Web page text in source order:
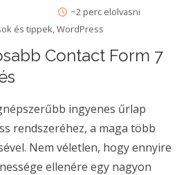
~2 perc elolvasni
és tippek,WordPress
Contact Form 7
ingyenes űrlap
rendszeréhez, a maga több
Nem véletlen, hogy ennyire
ellenére egy nagyon